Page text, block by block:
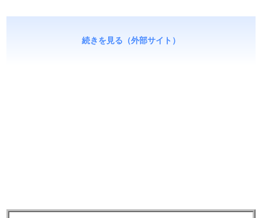
続きを見る（外部サイト）